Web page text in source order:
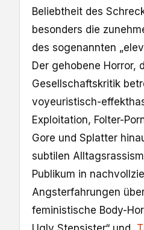
Beliebtheit des
besonders die
des sogenannten
Der gehobene Horror,
Gesellschaftskritik
voyeuristisch-
Exploitation, Folter-
Gore und Splatter
subtilen
Publikum in
Angsterfahrungen
feministische Body-